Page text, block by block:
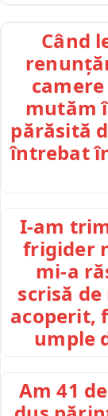
Când
mutăm
părăsită
întrebat
I-am
frigider
mi-a
scrisă
acoperit,
umple
Am 41